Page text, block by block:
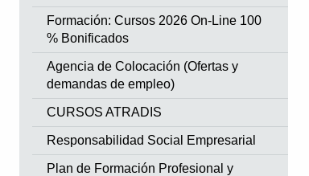
Formación: Cursos 2026 On-Line 100
% Bonificados
Agencia de Colocación (Ofertas y
demandas de empleo)
CURSOS ATRADIS
Responsabilidad Social Empresarial
Plan de Formación Profesional y